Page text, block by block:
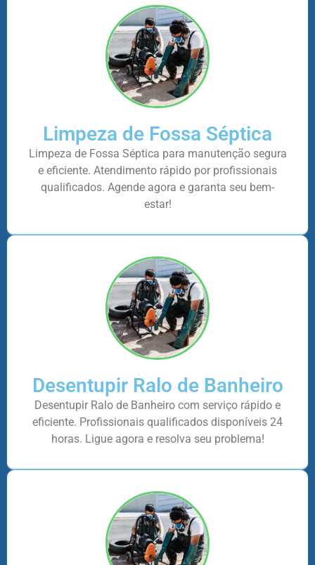
Limpeza de Fossa Séptica
Limpeza de Fossa Séptica para manutenção segura
e eficiente. Atendimento rápido por profissionais
qualificados. Agende agora e garanta seu bem-
estar!
Desentupir Ralo de Banheiro
Desentupir Ralo de Banheiro com serviço rápido e
eficiente. Profissionais qualificados disponíveis 24
horas. Ligue agora e resolva seu problema!